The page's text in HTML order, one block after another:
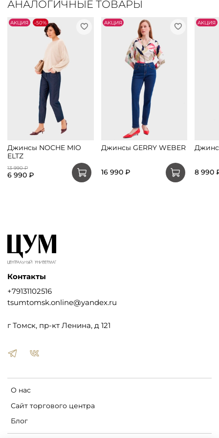
АНАЛОГИЧНЫЕ ТОВАРЫ
АKЦИЯ -50%
Джинсы NOCHE MIO
ELTZ
13 990 ₽
6 990 ₽
АKЦИЯ
Джинсы GERRY WEBER
16 990 ₽
АKЦИЯ
8 990
О нас
Сайт торгового центра
Блог
Контакты
+79131102516
tsumtomsk.online@yandex.ru
г Томск, пр-кт Ленина, д 121